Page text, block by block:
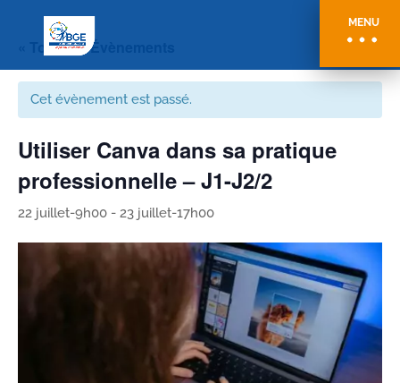
MENU
« Tous les Évènements
Cet évènement est passé.
Utiliser Canva dans sa pratique
professionnelle – J1-J2/2
22 juillet-9h00 - 23 juillet-17h00